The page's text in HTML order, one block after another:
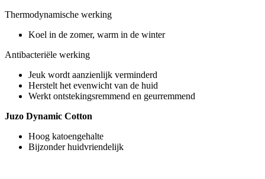
Thermodynamische werking
Koel in de zomer, warm in de winter
Antibacteriële werking
Jeuk wordt aanzienlijk verminderd
Herstelt het evenwicht van de huid
Werkt ontstekingsremmend en geurremmend
Juzo Dynamic Cotton
Hoog katoengehalte
Bijzonder huidvriendelijk